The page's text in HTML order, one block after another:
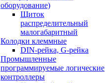
оборудование)
Щиток
распределительный
малогабаритный
Колодки клеммные
DIN-рейка, G-рейка
Промышленные
программируемые логические
контроллеры